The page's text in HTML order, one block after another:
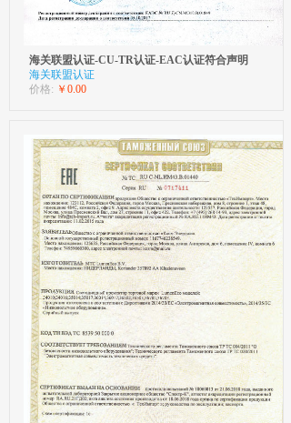
海关联盟认证-CU-TR认证-EAC认证符合声明
海关联盟认证
价格: ￥0.00